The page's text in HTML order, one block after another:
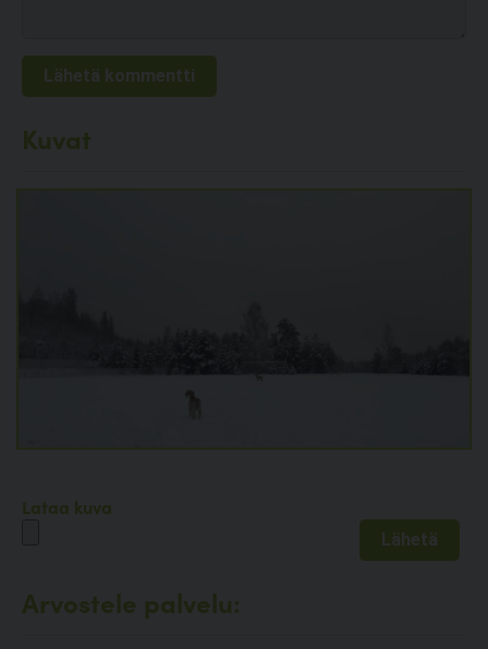
Kuvat
Lataa kuva
Arvostele palvelu: